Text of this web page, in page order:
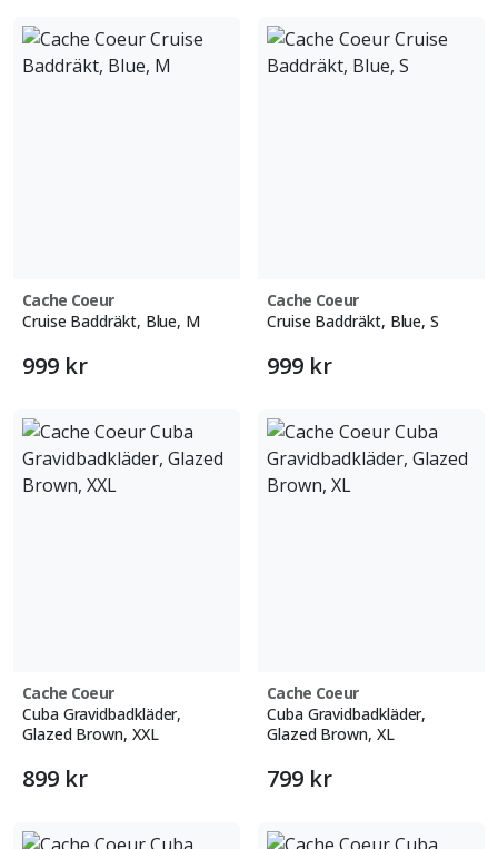
Cache Coeur
Cruise Baddräkt, Blue, M
999 kr
Cache Coeur
Cruise Baddräkt, Blue, S
999 kr
Cache Coeur
Cuba Gravidbadkläder,
Glazed Brown, XXL
899 kr
Cache Coeur
Cuba Gravidbadkläder,
Glazed Brown, XL
799 kr